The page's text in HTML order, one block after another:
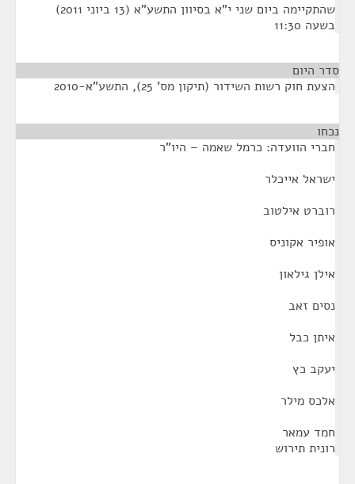
שהתקיימה ביום שני י"א בסיוון התשע"א (13 ביוני 2011)
בשעה 11:30
סדר היום
הצעת חוק רשות השידור (תיקון מס' 25), התשע"א-2010
נכחו
חברי הוועדה: כרמל שאמה – היו"ר
ישראל אייכלר
רוברט אילטוב
אופיר אקוניס
אילן גילאון
נסים זאב
איתן כבל
יעקב כץ
אלכס מילר
חמד עמאר
רונית תירוש